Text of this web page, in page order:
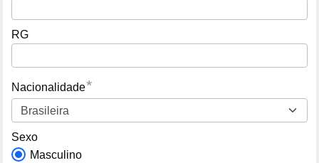
RG
Nacionalidade*
Sexo
Masculino